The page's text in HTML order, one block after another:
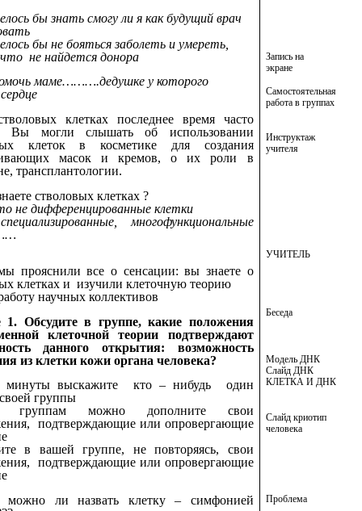
бы знать смогу ли я как будущий врач
бы не бояться заболеть и умереть,
не найдется донора
маме……….дедушке у которого
клетках последнее время часто
Вы могли слышать об использовании
клеток в косметике для создания
масок и кремов, о их роли в
трансплантологии.
стволовых клетках ?
не дифференцированные клетки
многофункциональные
прояснили все о сенсации: вы знаете о
клетках и изучили клеточную теорию
научных коллективов
1. Обсудите в группе, какие положения
клеточной теории подтверждают
данного открытия: возможность
из клетки кожи органа человека?
минуты выскажите кто – нибудь один
группы
группам можно дополните свои
подтверждающие или опровергающие
в вашей группе, не повторяясь, свои
подтверждающие или опровергающие
можно ли назвать клетку – симфонией
Запись на
экране
Самостоятельная
работа в группах
Инструктаж
учителя
УЧИТЕЛЬ
Беседа
Модель ДНК
Слайд ДНК
КЛЕТКА И ДНК
Слайд криотип
человека
Проблема